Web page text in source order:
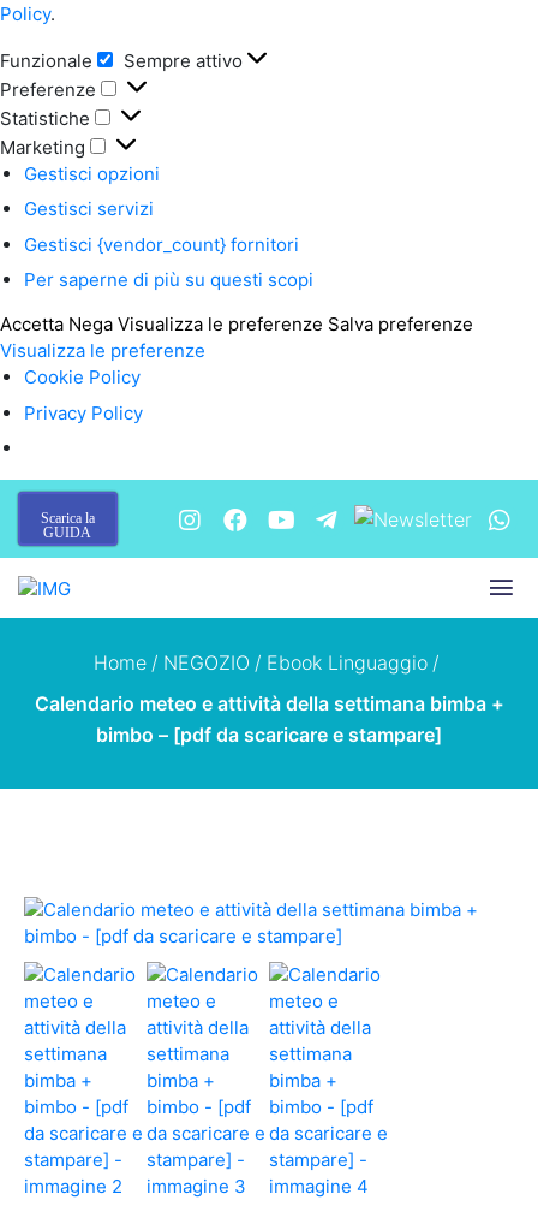
Policy.
Funzionale Funzionale
Sempre attivo
Preferenze
Preferenze
Statistiche
Statistiche
Marketing
Marketing
Gestisci opzioni
Gestisci servizi
Gestisci {vendor_count} fornitori
Per saperne di più su questi scopi
Accetta Nega Visualizza le preferenze Salva preferenze
Visualizza le preferenze
Cookie Policy
Privacy Policy
Scarica la
GUIDA
Home / NEGOZIO / Ebook Linguaggio /
Calendario meteo e attività della settimana bimba +
bimbo – [pdf da scaricare e stampare]